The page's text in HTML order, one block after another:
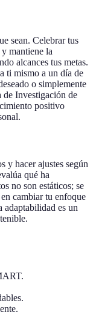
sean. Celebrar tus
mantiene la
alcances tus metas.
ti mismo a un día de
o simplemente
de Investigación de
positivo
y hacer ajustes según
qué ha
no son estáticos; se
cambiar tu enfoque
adaptabilidad es un